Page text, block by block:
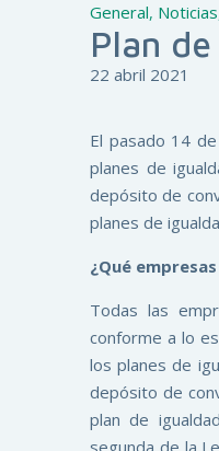
General, Noticias
Plan
22 abril 2021
El pasado 14
planes de
depósito de
planes de
¿Qué
Todas las
conforme a lo
los planes de
depósito de
plan de
segunda de la